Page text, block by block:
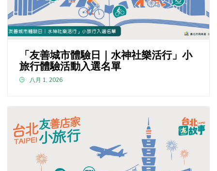
「友善城市體驗日｜水神社樂活行」小
旅行體驗活動入選名單
八月 1, 2026